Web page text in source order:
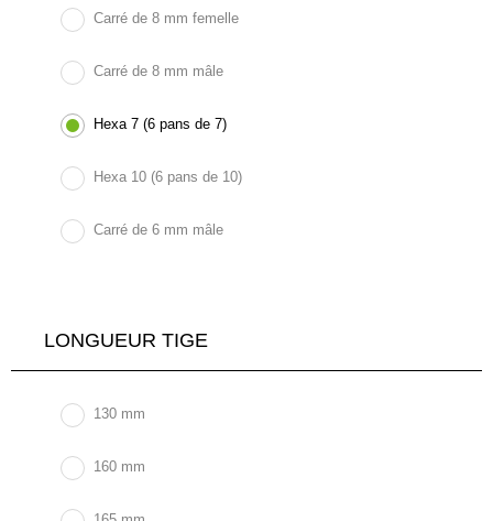
Carré de 8 mm femelle
Carré de 8 mm mâle
Hexa 7 (6 pans de 7)
Hexa 10 (6 pans de 10)
Carré de 6 mm mâle
LONGUEUR TIGE
130 mm
160 mm